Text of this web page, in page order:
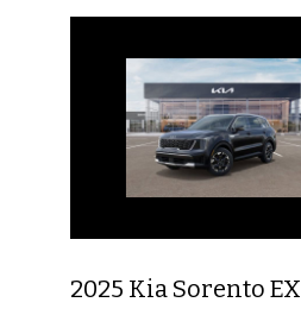
2025 Kia Sorento EX